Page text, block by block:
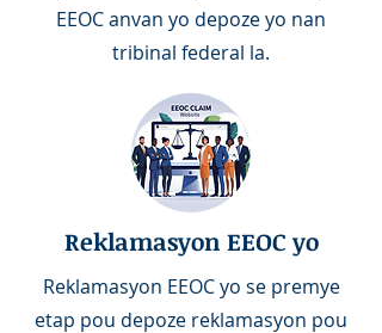
EEOC anvan yo depoze yo nan
tribinal federal la.
Reklamasyon EEOC yo
Reklamasyon EEOC yo se premye
etap pou depoze reklamasyon pou